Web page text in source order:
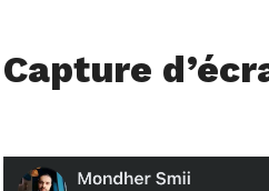
Capture